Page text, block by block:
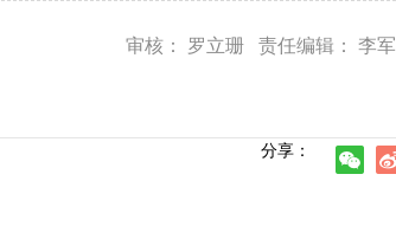
审核： 罗立珊 责任编辑： 李军
分享：